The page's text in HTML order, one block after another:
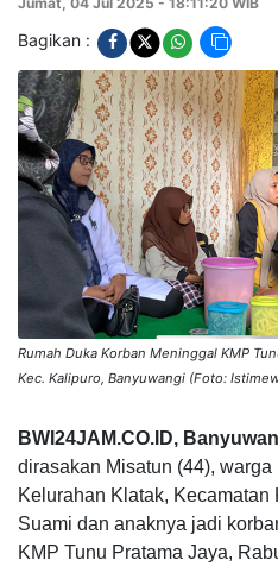
Bagikan :
Rumah Duka Korban Meninggal KMP
Kec. Kalipuro, Banyuwangi (Foto:
BWI24JAM.CO.ID,
dirasakan Misatun (44),
Kelurahan Klatak,
Suami dan anaknya jadi
KMP Tunu Pratama Jaya,